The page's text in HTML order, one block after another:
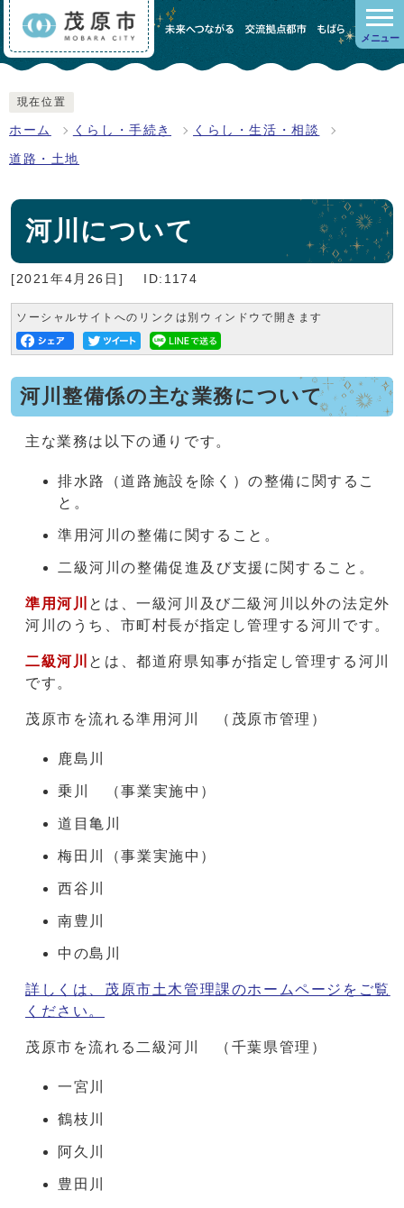
メニュー
現在位置
ホーム くらし・手続き くらし・生活・相談
道路・土地
河川について
[2021年4月26日] ID:1174
ソーシャルサイトへのリンクは別ウィンドウで開きます
河川整備係の主な業務について
主な業務は以下の通りです。
排水路（道路施設を除く）の整備に関するこ
と。
準用河川の整備に関すること。
二級河川の整備促進及び支援に関すること。
準用河川 とは、一級河川及び二級河川以外の法定外
河川のうち、市町村長が指定し管理する河川です。
二級河川 とは、都道府県知事が指定し管理する河川
です。
茂原市を流れる準用河川 （茂原市管理）
鹿島川
乗川 （事業実施中）
道目亀川
梅田川（事業実施中）
西谷川
南豊川
中の島川
詳しくは、茂原市土木管理課のホームページをご覧
ください。
茂原市を流れる二級河川 （千葉県管理）
一宮川
鶴枝川
阿久川
豊田川